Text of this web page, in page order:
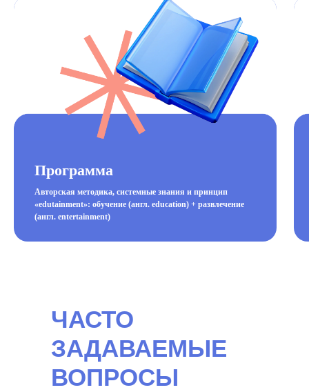
Программа
Авторская методика, системные знания и принцип
«edutainment»: обучение (англ. education) + развлечение
(англ. entertainment)
ЧАСТО
ЗАДАВАЕМЫЕ
ВОПРОСЫ